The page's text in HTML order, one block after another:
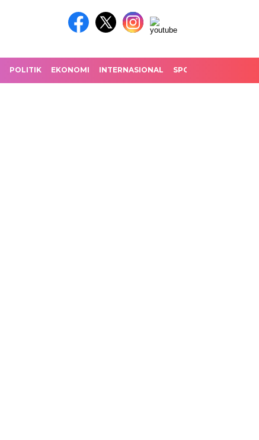
POLITIK EKONOMI INTERNASIONAL SPORT